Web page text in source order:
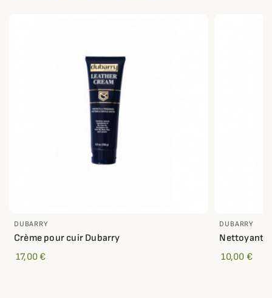
DUBARRY
Crème pour cuir Dubarry
17,00 €
DUBARRY
Nettoyant
10,00 €